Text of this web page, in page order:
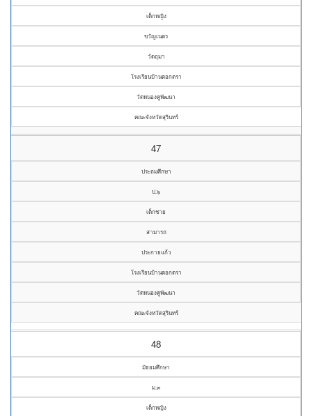
เด็กหญิง
ขวัญเนตร
วัดถุมา
โรงเรียนบ้านตอกตรา
วัดหนองคูพัฒนา
คณะจังหวัดสุรินทร์
47
ประถมศึกษา
ป.๖
เด็กชาย
สามารถ
ประกายแก้ว
โรงเรียนบ้านตอกตรา
วัดหนองคูพัฒนา
คณะจังหวัดสุรินทร์
48
มัธยมศึกษา
ม.๓
เด็กหญิง